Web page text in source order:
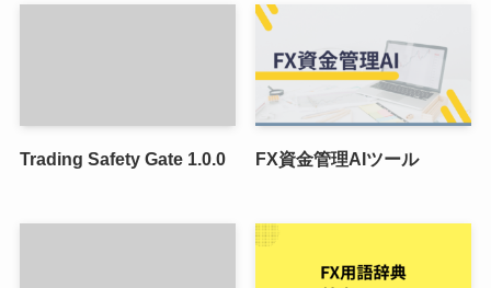
Trading Safety Gate 1.0.0 FX資金管理AIツール